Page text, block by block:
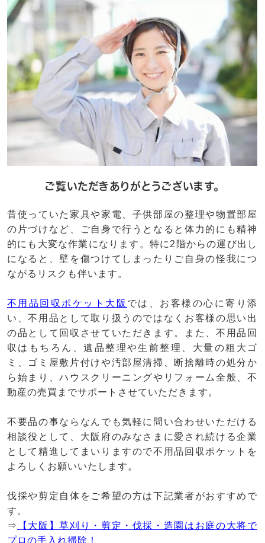
ご覧いただきありがとうございます。
昔使っていた家具や家電、子供部屋の整理や物置部屋
の片づけなど、ご自身で行うとなると体力的にも精神
的にも大変な作業になります。特に2階からの運び出し
になると、壁を傷つけてしまったりご自身の怪我につ
ながるリスクも伴います。
不用品回収ポケット大阪 では、お客様の心に寄り添
い、不用品として取り扱うのではなくお客様の思い出
の品として回収させていただきます。また、不用品回
収はもちろん、遺品整理や生前整理、大量の粗大ゴ
ミ、ゴミ屋敷片付けや汚部屋清掃、断捨離時の処分か
ら始まり、ハウスクリーニングやリフォーム全般、不
動産の売買までサポートさせていただきます。
不要品の事ならなんでも気軽に問い合わせいただける
相談役として、大阪府のみなさまに愛され続ける企業
として精進してまいりますので不用品回収ポケットを
よろしくお願いいたします。
伐採や剪定自体をご希望の方は下記業者がおすすめで
す。
⇒
【大阪】草刈り・剪定・伐採・造園はお庭の大将で
プロの手入れ掃除！